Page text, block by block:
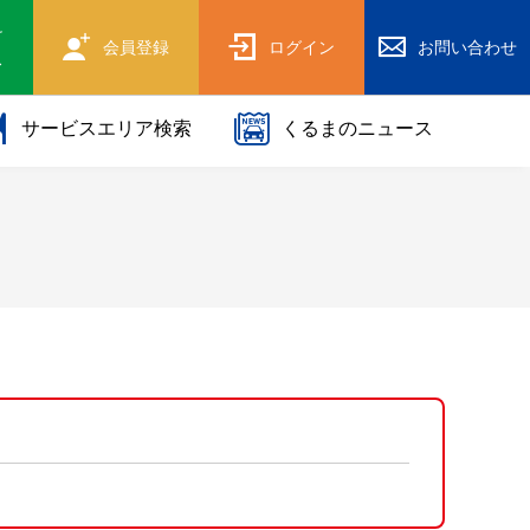
会員登録 ログイン お問い合わせ
サービスエリア検索 くるまのニュース